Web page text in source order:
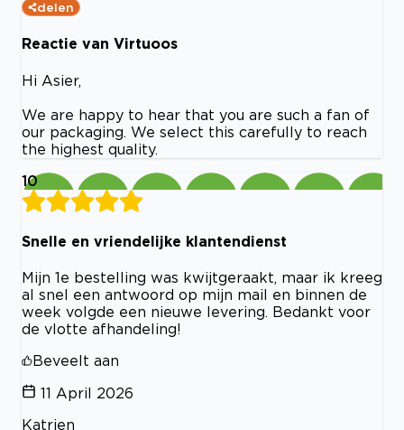
delen
Reactie van Virtuoos
Hi Asier,
We are happy to hear that you are such a fan of
our packaging. We select this carefully to reach
the highest quality.
10
Snelle en vriendelijke klantendienst
Mijn 1e bestelling was kwijtgeraakt, maar ik kreeg
al snel een antwoord op mijn mail en binnen de
week volgde een nieuwe levering. Bedankt voor
de vlotte afhandeling!
Beveelt aan
11 April 2026
Katrien